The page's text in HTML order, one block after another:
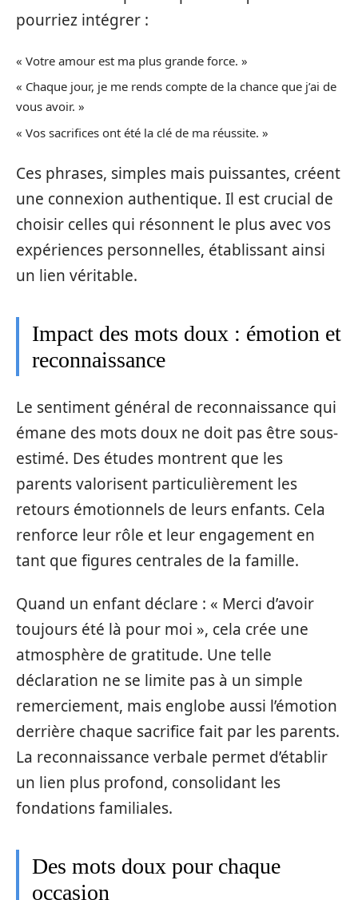
pourriez intégrer :
« Votre amour est ma plus grande force. »
« Chaque jour, je me rends compte de la chance que j’ai de
vous avoir. »
« Vos sacrifices ont été la clé de ma réussite. »
Ces phrases, simples mais puissantes, créent
une connexion authentique. Il est crucial de
choisir celles qui résonnent le plus avec vos
expériences personnelles, établissant ainsi
un lien véritable.
Impact des mots doux : émotion et
reconnaissance
Le sentiment général de reconnaissance qui
émane des mots doux ne doit pas être sous-
estimé. Des études montrent que les
parents valorisent particulièrement les
retours émotionnels de leurs enfants. Cela
renforce leur rôle et leur engagement en
tant que figures centrales de la famille.
Quand un enfant déclare : « Merci d’avoir
toujours été là pour moi », cela crée une
atmosphère de gratitude. Une telle
déclaration ne se limite pas à un simple
remerciement, mais englobe aussi l’émotion
derrière chaque sacrifice fait par les parents.
La reconnaissance verbale permet d’établir
un lien plus profond, consolidant les
fondations familiales.
Des mots doux pour chaque
occasion